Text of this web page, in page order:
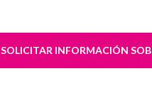
SOLICITAR INFORMACIÓN